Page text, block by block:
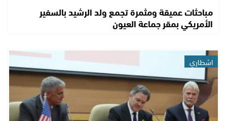
مباحثات عميقة ومثمرة تجمع ولد الرشيد بالسفير
الأمريكي بمقر جماعة العيون
اشطاري